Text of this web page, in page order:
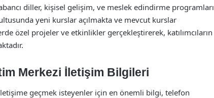
diller, kişisel gelişim, ve meslek edindirme programları
yeni kurslar açılmakta ve mevcut kurslar
özel projeler ve etkinlikler gerçekleştirerek, katılımcıların
Merkezi İletişim Bilgileri
geçmek isteyenler için en önemli bilgi, telefon